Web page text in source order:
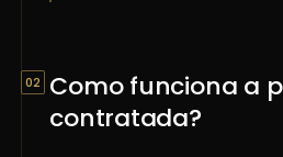
Como funciona a
contratada?